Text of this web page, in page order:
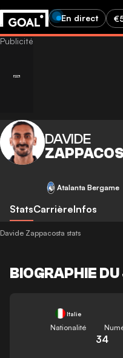
En direct
DAVIDE
Atalanta Bergame
StatsCarrièreInfos
Davide Zappacosta stats
BIOGRAPHIE
Italie
Nationalité
34